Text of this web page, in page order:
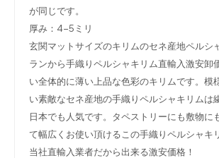
が同じです。
厚み：4-5ミリ
玄関マットサイズのキリムのセネ産地ペルシ
ランから手織りペルシャキリム直輸入激安卸
い全体的に薄い上品な色彩のキリムです。模
い素敵なセネ産地の手織りペルシャキリムは
日本でも人気です。タペストリーにも敷物に
て幅広くお使い頂けるこの手織りペルシャキ
当社直輸入業者だから出来る激安価格！